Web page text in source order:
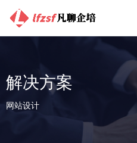
解决方案
网站设计